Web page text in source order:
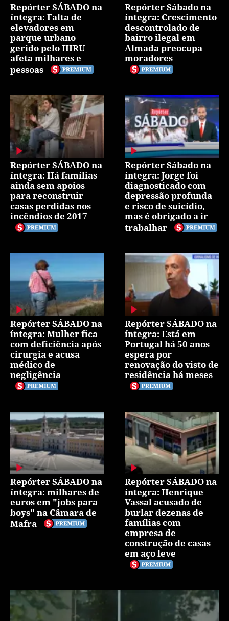
Repórter SÁBADO na
íntegra: Falta de
elevadores em
parque urbano
gerido pelo IHRU
afeta milhares e
pessoas
Repórter Sábado na
íntegra: Crescimento
descontrolado de
bairro ilegal em
Almada preocupa
moradores
Repórter SÁBADO na
íntegra: Há famílias
ainda sem apoios
para reconstruir
casas perdidas nos
incêndios de 2017
Repórter Sábado na
íntegra: Jorge foi
diagnosticado com
depressão profunda
e risco de suicídio,
mas é obrigado a ir
trabalhar
Repórter SÁBADO na
íntegra: Mulher fica
com deficiência após
cirurgia e acusa
médico de
negligência
Repórter SÁBADO na
íntegra: Está em
Portugal há 50 anos
espera por
renovação do visto de
residência há meses
Repórter SÁBADO na
íntegra: milhares de
euros em "jobs para
boys" na Câmara de
Mafra
Repórter SÁBADO na
íntegra: Henrique
Vassal acusado de
burlar dezenas de
famílias com
empresa de
construção de casas
em aço leve